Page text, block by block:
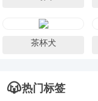
茶杯犬
热门标签